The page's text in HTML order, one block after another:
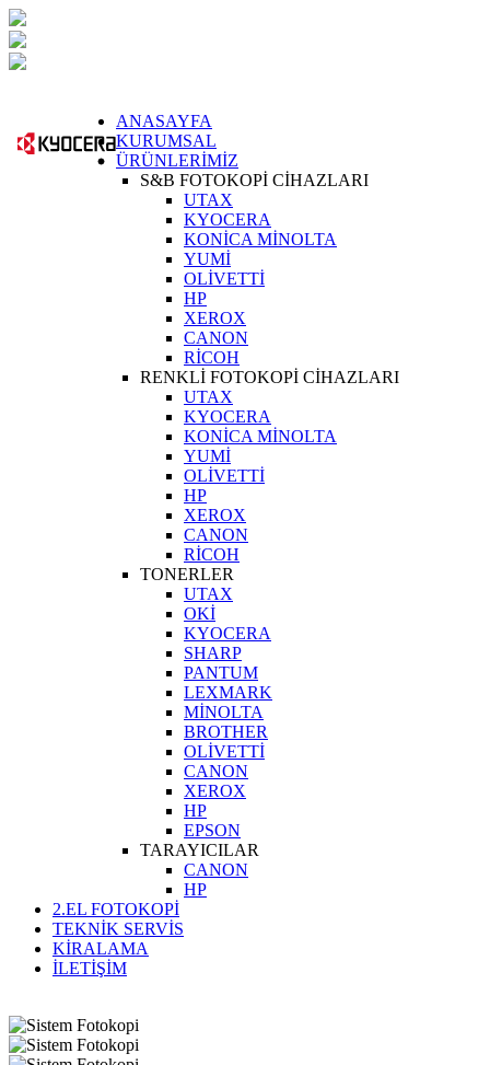
ANASAYFA
KURUMSAL
ÜRÜNLERİMİZ
S&B FOTOKOPİ CİHAZLARI
UTAX
KYOCERA
KONİCA MİNOLTA
YUMİ
OLİVETTİ
HP
XEROX
CANON
RİCOH
RENKLİ FOTOKOPİ CİHAZLARI
UTAX
KYOCERA
KONİCA MİNOLTA
YUMİ
OLİVETTİ
HP
XEROX
CANON
RİCOH
TONERLER
UTAX
OKİ
KYOCERA
SHARP
PANTUM
LEXMARK
MİNOLTA
BROTHER
OLİVETTİ
CANON
XEROX
HP
EPSON
TARAYICILAR
CANON
HP
2.EL FOTOKOPİ
TEKNİK SERVİS
KİRALAMA
İLETİŞİM